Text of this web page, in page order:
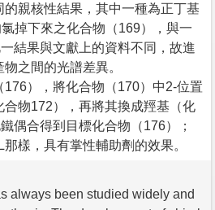
親核性結果，其中一種為正丁基
掉下來之化合物（169），與一
結果與文獻上的資料不同，故進
之間的光譜差異。
），將化合物（170）中2-位置
物172），再將其換成羥基（化
偶合得到目標化合物（176）；
樣，具有掌性輔助劑的效果。
always been studied widely and